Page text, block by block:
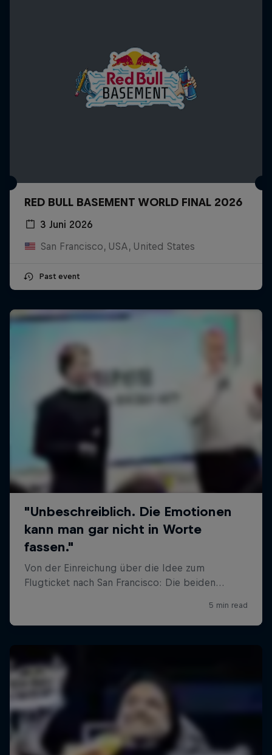
RED BULL BASEMENT WORLD FINAL 2026
3 Juni 2026
San Francisco, USA, United States
Past event